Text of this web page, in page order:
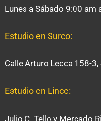
Lunes a Sábado 9:00 am
Estudio en Surco:
Calle Arturo Lecca 158-3,
Estudio en Lince:
Julio C. Tello y Mercado